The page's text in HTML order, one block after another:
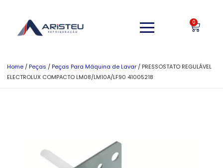
0
Home /Peças /Peças Para Máquina de Lavar / PRESSOSTATO REGULÁVEL
ELECTROLUX COMPACTO LM08/LM10A/LF90 41005218